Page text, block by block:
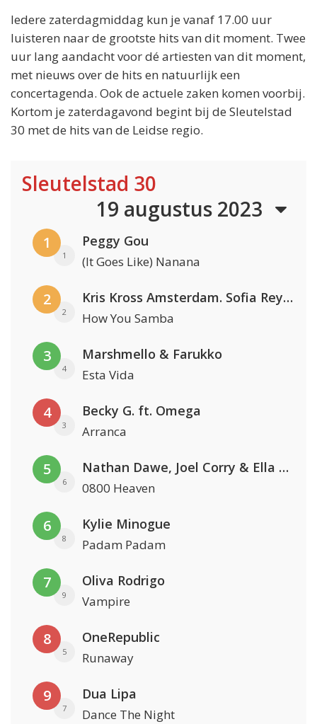
Iedere zaterdagmiddag kun je vanaf 17.00 uur
luisteren naar de grootste hits van dit moment. Twee
uur lang aandacht voor dé artiesten van dit moment,
met nieuws over de hits en natuurlijk een
concertagenda. Ook de actuele zaken komen voorbij.
Kortom je zaterdagavond begint bij de Sleutelstad
30 met de hits van de Leidse regio.
Sleutelstad 30
19 augustus 2023
1
1
Peggy Gou
(It Goes Like) Nanana
2
2
Kris Kross Amsterdam. Sofia Reyes & Tinie Tempah
How You Samba
3
4
Marshmello & Farukko
Esta Vida
4
3
Becky G. ft. Omega
Arranca
5
6
Nathan Dawe, Joel Corry & Ella Henderson
0800 Heaven
6
8
Kylie Minogue
Padam Padam
7
9
Oliva Rodrigo
Vampire
8
5
OneRepublic
Runaway
9
7
Dua Lipa
Dance The Night